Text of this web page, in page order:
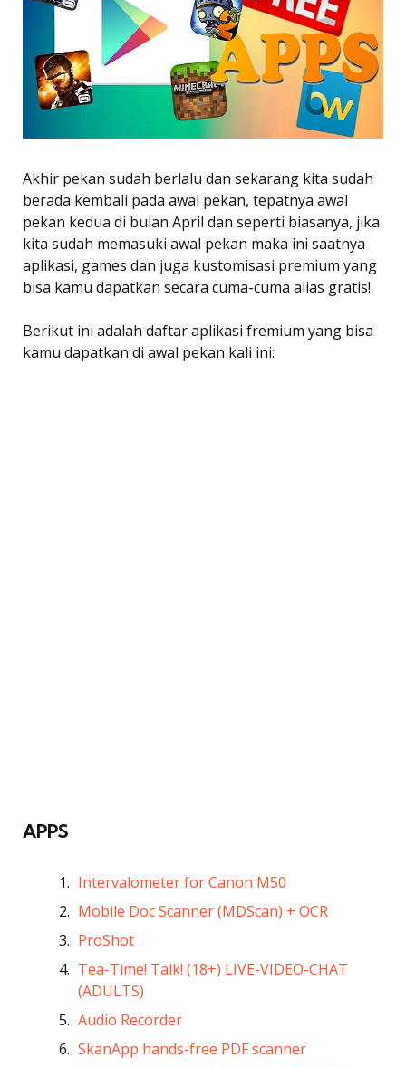
Akhir pekan sudah berlalu dan sekarang kita sudah
berada kembali pada awal pekan, tepatnya awal
pekan kedua di bulan April dan seperti biasanya, jika
kita sudah memasuki awal pekan maka ini saatnya
aplikasi, games dan juga kustomisasi premium yang
bisa kamu dapatkan secara cuma-cuma alias gratis!
Berikut ini adalah daftar aplikasi fremium yang bisa
kamu dapatkan di awal pekan kali ini:
APPS
Intervalometer for Canon M50
Mobile Doc Scanner (MDScan) + OCR
ProShot
Tea-Time! Talk! (18+) LIVE-VIDEO-CHAT
(ADULTS)
Audio Recorder
SkanApp hands-free PDF scanner